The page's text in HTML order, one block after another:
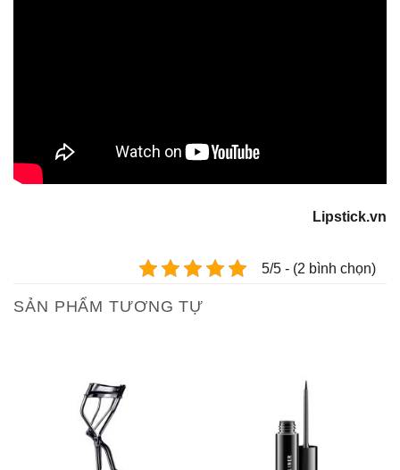
Lipstick.vn
5/5 - (2 bình chọn)
SẢN PHẨM TƯƠNG TỰ